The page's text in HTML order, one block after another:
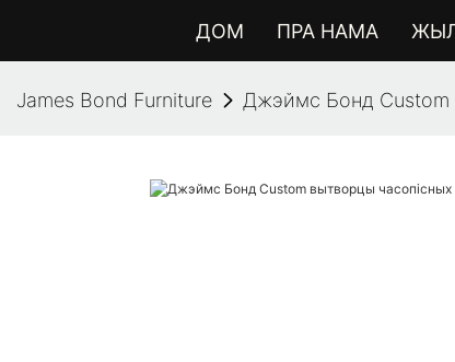
ДОМ ПРА НАМА
James Bond Furniture Джэймс Бонд Custom